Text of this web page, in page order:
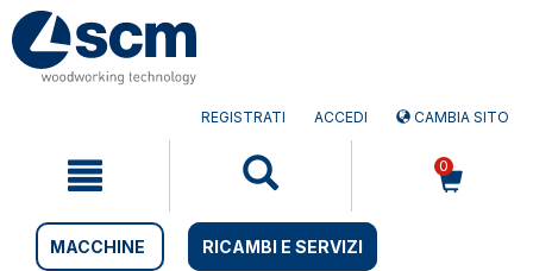
Salta
contenuto
Salta
menu
REGISTRATI ACCEDI CAMBIA SITO
0
MACCHINE RICAMBI E SERVIZI